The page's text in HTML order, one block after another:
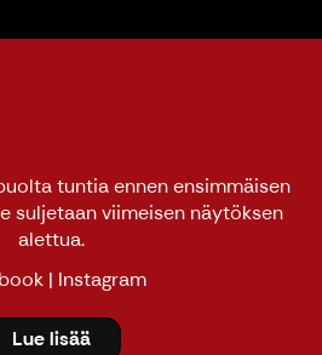
tuntia ennen ensimmäisen
suljetaan viimeisen näytöksen
alettua.
| Instagram
Lue lisää